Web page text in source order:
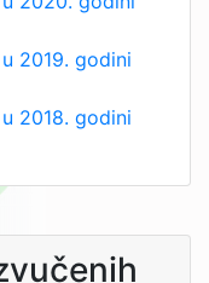
2019. godini
2018. godini